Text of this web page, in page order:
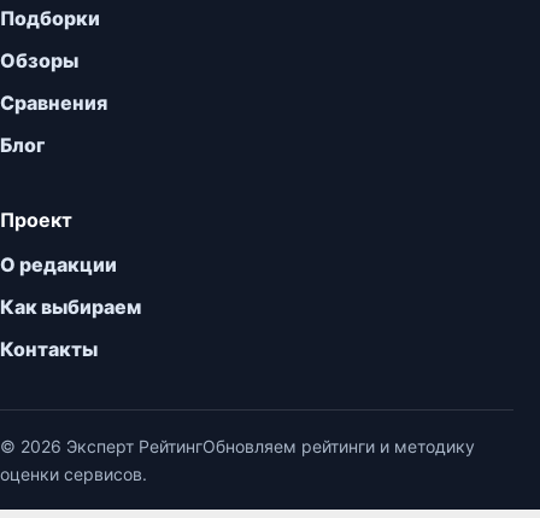
Подборки
Обзоры
Сравнения
Блог
Проект
О редакции
Как выбираем
Контакты
© 2026 Эксперт РейтингОбновляем рейтинги и методику
оценки сервисов.